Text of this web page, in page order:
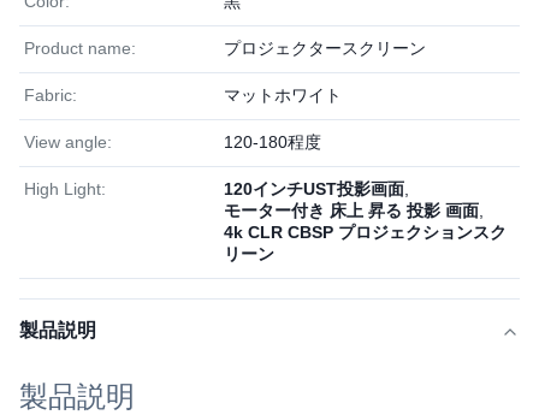
Product name: プロジェクタースクリーン
Fabric: マットホワイト
View angle: 120-180程度
High Light: 120インチUST投影画面
モーター付き 床上 昇る 投影 画面
4k CLR CBSP プロジェクションスク
リーン
製品説明
製品説明